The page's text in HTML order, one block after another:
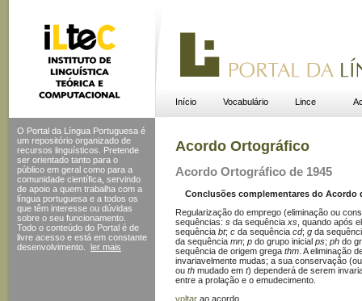
Início Vocabulário Lince
O Portal da Língua Portuguesa é
um repositório organizado de
recursos linguísticos. Pretende
ser orientado tanto para o
público em geral como para a
comunidade científica, servindo
de apoio a quem trabalha com a
língua portuguesa e a todos os
que têm interesse ou dúvidas
sobre o seu funcionamento.
Todo o conteúdo do Portal é de
livre acesso e está em constante
desenvolvimento.
ler mais
Acordo Ortográfico
Acordo Ortográfico de 1945
Conclusões complementares do Acordo
Regularização do emprego (eliminação ou
sequências: s da sequência xs , quando após
sequência bt; c da sequência cd; g da
da sequência mn; p do grupo inicial ps; ph do
sequência de origem grega thm . A eliminação
invariavelmente mudas; a sua conservação
ou th mudado em t) dependerá de serem
entre a prolação e o emudecimento.
voltar ao acordo